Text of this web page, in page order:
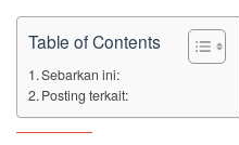
Table of Contents
Sebarkan ini:
Posting terkait: